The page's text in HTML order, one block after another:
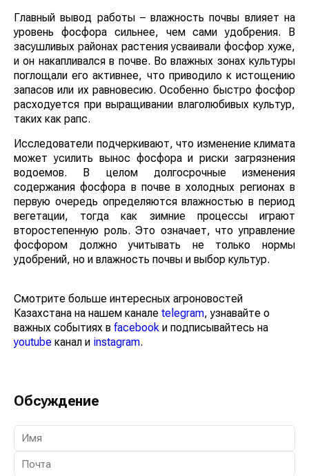
Главный вывод работы – влажность почвы влияет на
уровень фосфора сильнее, чем сами удобрения. В
засушливых районах растения усваивали фосфор
хуже, и он накапливался в почве. Во влажных зонах
культуры поглощали его активнее, что приводило к
истощению запасов или их равновесию. Особенно
быстро фосфор расходуется при выращивании
Исследователи подчеркивают, что изменение климата
может усилить вынос фосфора и риски загрязнения
водоемов. В целом долгосрочные изменения
содержания фосфора в почве в холодных регионах в
первую очередь определяются влажностью в период
вегетации, тогда как зимние процессы играют
второстепенную роль. Это означает, что управление
фосфором должно учитывать не только нормы
Смотрите больше интересных агроновостей
Казахстана на нашем каналеtelegram, узнавайте о
важных событиях вfacebook